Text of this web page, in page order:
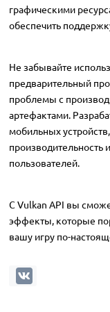
графическими
обеспечить
Не забывайте
предварительный
проблемы с
артефактами.
мобильных
производительность
пользователей.
С Vulkan API вы
эффекты, которые
вашу игру по-